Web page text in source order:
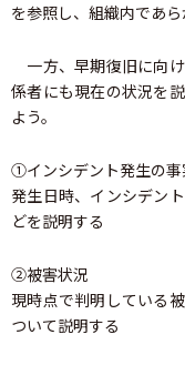
を参照し、組織内であ
一方、早期復旧に向
係者にも現在の状況を
よう。
①インシデント発生の事
発生日時、インシデン
どを説明する
②被害状況
現時点で判明している
ついて説明する